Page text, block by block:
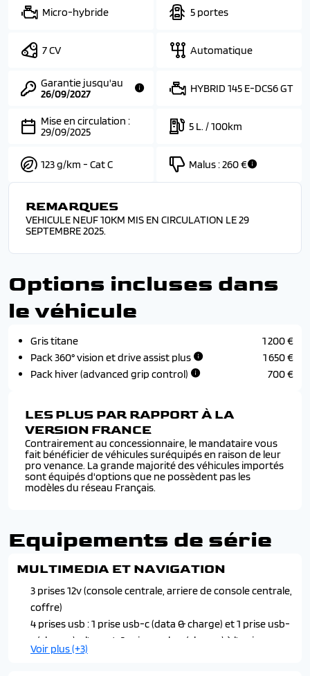
Micro-hybride 5 portes
7 CV Automatique
Garantie jusqu'au
26/09/2027
HYBRID 145 E-DCS6 GT
Mise en circulation :
29/09/2025
5 L. / 100km
123 g/km - Cat C Malus :260 €
REMARQUES
VEHICULE NEUF 10KM MIS EN CIRCULATION LE 29
SEPTEMBRE 2025.
Options incluses dans
le véhicule
Gris titane
1 200 €
Pack 360° vision et drive assist plus
1 650 €
Pack hiver (advanced grip control)
700 €
LES PLUS PAR RAPPORT À LA
VERSION FRANCE
Contrairement au concessionnaire, le mandataire vous
fait bénéficier de véhicules suréquipés en raison de leur
pro venance. La grande majorité des véhicules importés
sont équipés d'options que ne possèdent pas les
modèles du réseau Français.
Equipements de série
MULTIMEDIA ET NAVIGATION
3 prises 12v (console centrale, arriere de console centrale,
coffre)
4 prises usb : 1 prise usb-c (data & charge) et 1 prise usb-
c (charge) a l'avant, 2 prises usb-c (charge) à l'arriere
6 haut-parleurs (2 tweeters et 2 woofers a l'avant et 2
Voir plus (+3)